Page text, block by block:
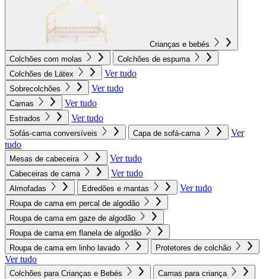
Crianças e bebés
Colchões com molas
Colchões de espuma
Colchões de Látex
Ver tudo
Sobrecolchões Ver tudo
Camas Ver tudo
Estrados Ver tudo
Sofás-cama conversíveis Capa de sofá-cama
Ver
tudo
Mesas de cabeceira Ver tudo
Cabeceiras de cama Ver tudo
Almofadas Edredões e mantas Ver tudo
Roupa de cama em percal de algodão
Roupa de cama em gaze de algodão
Roupa de cama em flanela de algodão
Roupa de cama em linho lavado
Protetores de colchão
Ver tudo
Colchões para Crianças e Bebés Camas para criança